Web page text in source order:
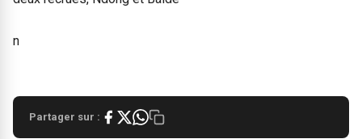
n
Partager sur :